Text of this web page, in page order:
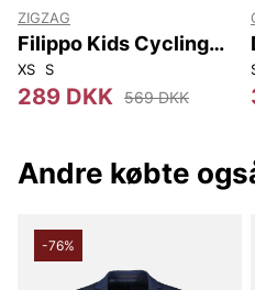
ZIGZAG
Filippo Kids Cycling
Helmet
XS S
289 DKK 569 DKK
Andre købte
-76%